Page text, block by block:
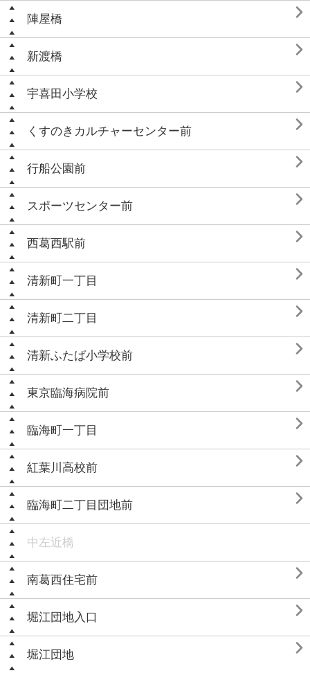
陣屋橋 
新渡橋 
宇喜田小学校 
くすのきカルチャーセンター前 
行船公園前 
スポーツセンター前 
西葛西駅前 
清新町一丁目 
清新町二丁目 
清新ふたば小学校前 
東京臨海病院前 
臨海町一丁目 
紅葉川高校前 
臨海町二丁目団地前 
中左近橋
南葛西住宅前 
堀江団地入口 
堀江団地 